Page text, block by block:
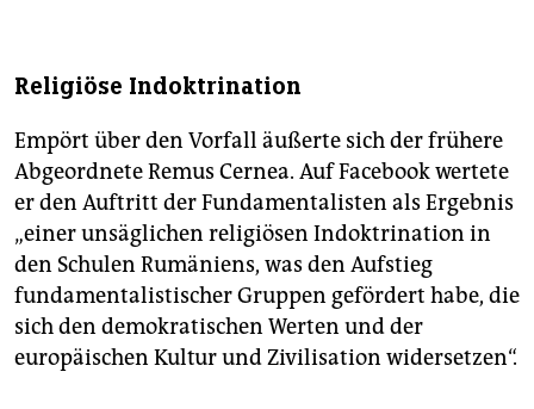
Religiöse Indoktrination
Empört über den Vorfall äußerte sich der frühere
Abgeordnete Remus Cernea. Auf Facebook wertete
er den Auftritt der Fundamentalisten als Ergebnis
„einer unsäglichen religiösen Indoktrination in
den Schulen Rumäniens, was den Aufstieg
fundamentalistischer Gruppen gefördert habe, die
sich den demokratischen Werten und der
europäischen Kultur und Zivilisation widersetzen“.